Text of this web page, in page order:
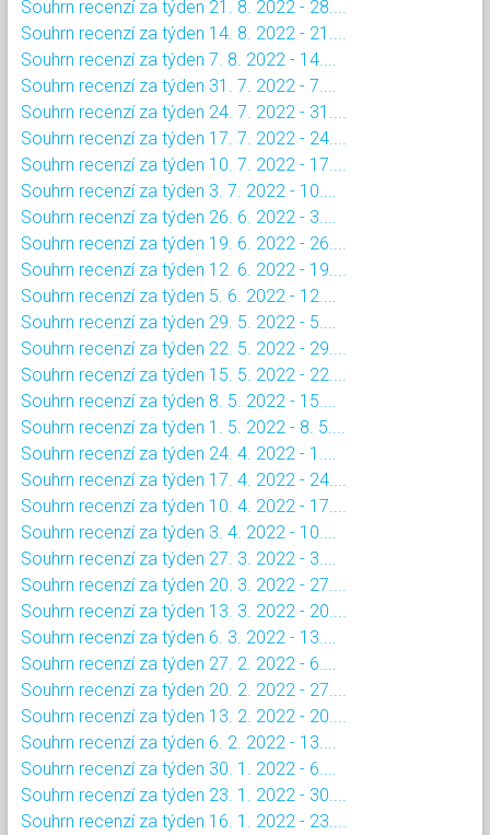
Souhrn recenzí za týden 21. 8. 2022 - 28....
Souhrn recenzí za týden 14. 8. 2022 - 21....
Souhrn recenzí za týden 7. 8. 2022 - 14....
Souhrn recenzí za týden 31. 7. 2022 - 7....
Souhrn recenzí za týden 24. 7. 2022 - 31....
Souhrn recenzí za týden 17. 7. 2022 - 24....
Souhrn recenzí za týden 10. 7. 2022 - 17....
Souhrn recenzí za týden 3. 7. 2022 - 10....
Souhrn recenzí za týden 26. 6. 2022 - 3....
Souhrn recenzí za týden 19. 6. 2022 - 26....
Souhrn recenzí za týden 12. 6. 2022 - 19....
Souhrn recenzí za týden 5. 6. 2022 - 12....
Souhrn recenzí za týden 29. 5. 2022 - 5....
Souhrn recenzí za týden 22. 5. 2022 - 29....
Souhrn recenzí za týden 15. 5. 2022 - 22....
Souhrn recenzí za týden 8. 5. 2022 - 15....
Souhrn recenzí za týden 1. 5. 2022 - 8. 5....
Souhrn recenzí za týden 24. 4. 2022 - 1....
Souhrn recenzí za týden 17. 4. 2022 - 24....
Souhrn recenzí za týden 10. 4. 2022 - 17....
Souhrn recenzí za týden 3. 4. 2022 - 10....
Souhrn recenzí za týden 27. 3. 2022 - 3....
Souhrn recenzí za týden 20. 3. 2022 - 27....
Souhrn recenzí za týden 13. 3. 2022 - 20....
Souhrn recenzí za týden 6. 3. 2022 - 13....
Souhrn recenzí za týden 27. 2. 2022 - 6....
Souhrn recenzí za týden 20. 2. 2022 - 27....
Souhrn recenzí za týden 13. 2. 2022 - 20....
Souhrn recenzí za týden 6. 2. 2022 - 13....
Souhrn recenzí za týden 30. 1. 2022 - 6....
Souhrn recenzí za týden 23. 1. 2022 - 30....
Souhrn recenzí za týden 16. 1. 2022 - 23....